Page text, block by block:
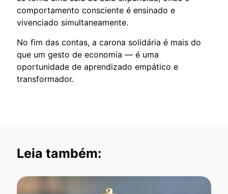
comportamento consciente é ensinado e
vivenciado simultaneamente.
No fim das contas, a carona solidária é mais do
que um gesto de economia — é uma
oportunidade de aprendizado empático e
transformador.
Leia também: